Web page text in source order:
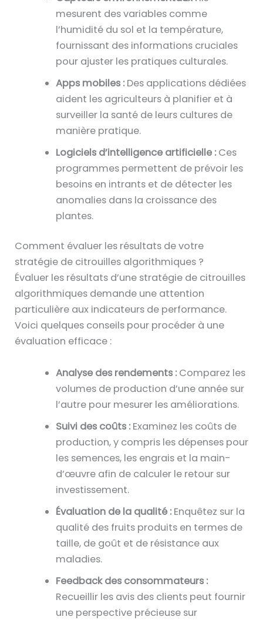
mesurent des variables comme
l’humidité du sol et la température,
fournissant des informations cruciales
pour ajuster les pratiques culturales.
Apps mobiles :Des applications dédiées
aident les agriculteurs à planifier et à
surveiller la santé de leurs cultures de
manière pratique.
Logiciels d’intelligence artificielle :Ces
programmes permettent de prévoir les
besoins en intrants et de détecter les
anomalies dans la croissance des
plantes.
Comment évaluer les résultats de votre
stratégie de citrouilles algorithmiques ?
Évaluer les résultats d’une stratégie de citrouilles
algorithmiques demande une attention
particulière aux indicateurs de performance.
Voici quelques conseils pour procéder à une
évaluation efficace :
Analyse des rendements :Comparez les
volumes de production d’une année sur
l’autre pour mesurer les améliorations.
Suivi des coûts :Examinez les coûts de
production, y compris les dépenses pour
les semences, les engrais et la main-
d’œuvre afin de calculer le retour sur
investissement.
Évaluation de la qualité :Enquêtez sur la
qualité des fruits produits en termes de
taille, de goût et de résistance aux
maladies.
Feedback des consommateurs :
Recueillir les avis des clients peut fournir
une perspective précieuse sur